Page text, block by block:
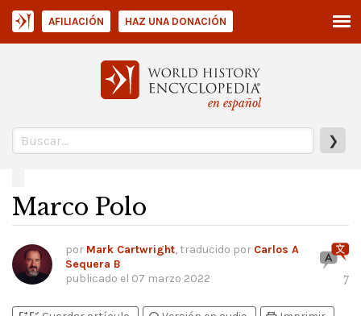
en español
❯
AFILIACIÓN HAZ UNA DONACIÓN
Marco Polo
por Mark Cartwright, traducido por Carlos A
Sequera B
publicado el 07 marzo 2022 7